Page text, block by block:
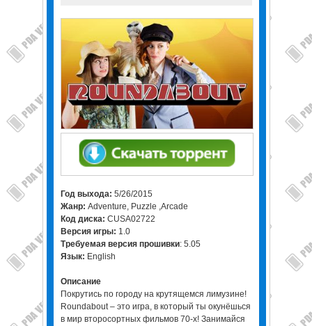
Год выхода: 5/26/2015
Жанр: Adventure, Puzzle ,Arcade
Код диска: CUSA02722
Версия игры: 1.0
Требуемая версия прошивки: 5.05
Язык: English
Описание
Покрутись по городу на крутящемся лимузине!
Roundabout – это игра, в который ты окунёшься
в мир второсортных фильмов 70-х! Занимайся